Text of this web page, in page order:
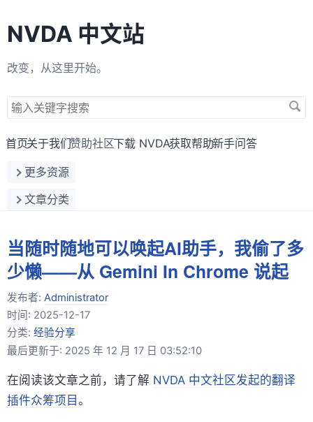
NVDA 中文站
改变，从这里开始。
搜
关
字
首页关于我们赞助社区下载 NVDA获取帮助新手问答
更多资源
文章分类
当随时随地可以唤起AI助手，我偷了多
少懒——从 Gemini In Chrome 说起
发布者: Administrator
时间: 2025-12-17
分类: 经验分享
最后更新于: 2025 年 12 月 17 日 03:52:10
在阅读该文章之前，请了解 NVDA 中文社区发起的翻译
插件众筹项目 。